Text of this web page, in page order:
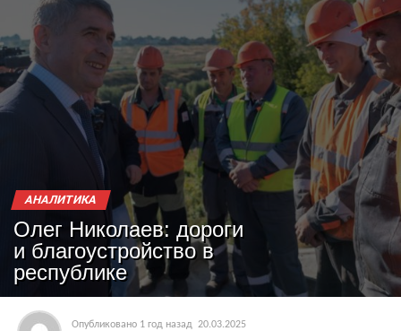
АНАЛИТИКА
Олег Николаев: дороги
и благоустройство в
республике
Опубликовано 1 год назад 20.03.2025